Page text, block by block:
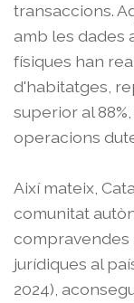
transaccions.
amb les dades
físiques han
d'habitatges,
superior al
operacions
Així mateix,
comunitat
compravendes
jurídiques al
2024),